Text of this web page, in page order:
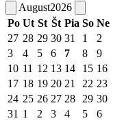
August2026
Po Ut St Št Pia So Ne
27 28 29 30 31 1
2
3
4 5 6 7 8
9
10 11 12 13 14 15 16
17 18 19 20 21 22 23
24 25 26 27 28 29 30
31 1 2 3 4 5 6